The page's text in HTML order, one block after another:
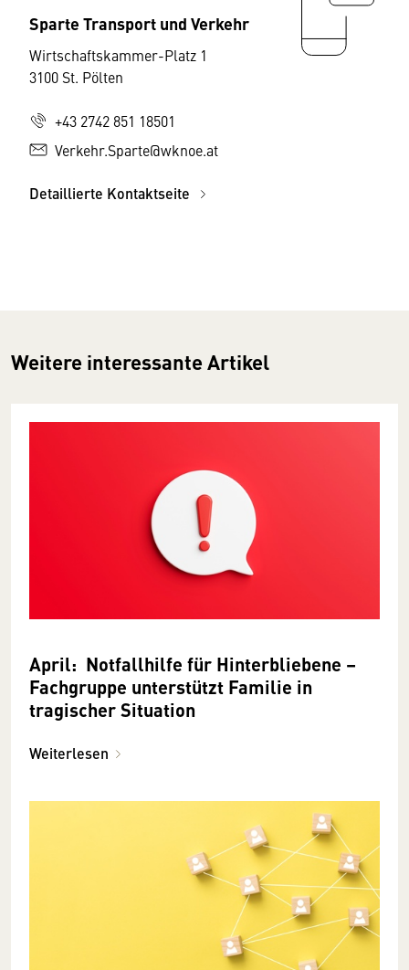
Sparte Transport und Verkehr
Wirtschaftskammer-Platz 1
3100 St. Pölten
+43 2742 851 18501
Verkehr.Sparte@wknoe.at
Detaillierte Kontaktseite
Weitere interessante Artikel
April: Notfallhilfe für Hinterbliebene –
Fachgruppe unterstützt Familie in
tragischer Situation
Weiterlesen